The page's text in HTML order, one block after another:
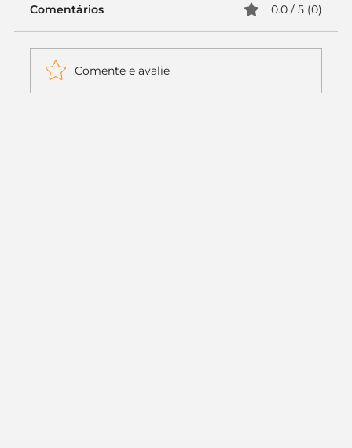
Comentários 0.0 / 5 (0)
Comente e avalie